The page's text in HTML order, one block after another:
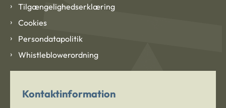
Tilgængelighedserklæring
Cookies
Persondatapolitik
Whistleblowerordning
Kontaktinformation